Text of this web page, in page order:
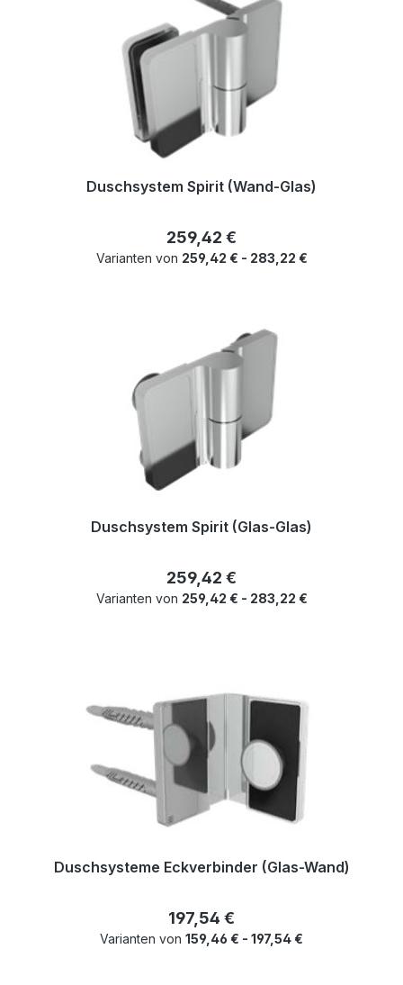
Duschsystem Spirit (Wand-Glas)
Regulärer Preis:
259,42 €
Varianten von 259,42 € - 283,22 €
Duschsystem Spirit (Glas-Glas)
Regulärer Preis:
259,42 €
Varianten von 259,42 € - 283,22 €
Duschsysteme Eckverbinder (Glas-Wand)
Regulärer Preis:
197,54 €
Varianten von 159,46 € - 197,54 €